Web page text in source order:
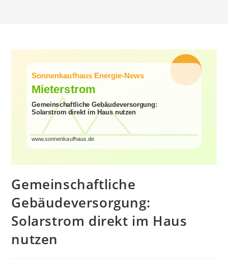
Gemeinschaftliche
Gebäudeversorgung:
Solarstrom direkt im Haus
nutzen